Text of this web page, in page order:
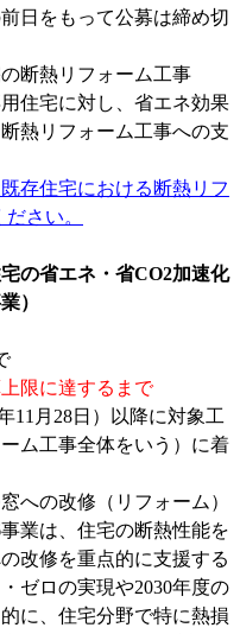
日をもって公募は締め切
断熱リフォーム工事
住宅に対し、省エネ効果
熱リフォーム工事への支
存住宅における断熱リフ
さい。
の省エネ・省CO2加速化
）
限に達するまで
11月28日）以降に対象工
ム工事全体をいう）に着
への改修（リフォーム）
業は、住宅の断熱性能を
改修を重点的に支援する
ゼロの実現や2030年度の
に、住宅分野で特に熱損